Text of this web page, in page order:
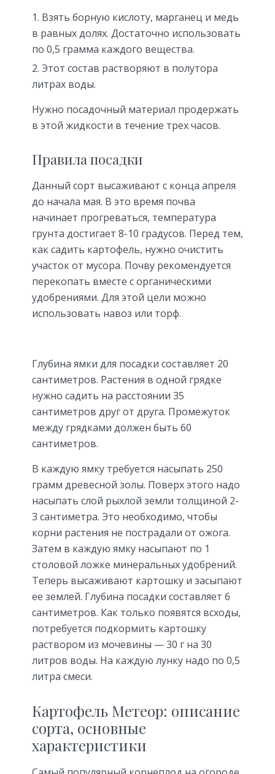
Взять борную кислоту, марганец и медь
в равных долях. Достаточно использовать
по 0,5 грамма каждого вещества.
Этот состав растворяют в полутора
литрах воды.
Нужно посадочный материал продержать
в этой жидкости в течение трех часов.
Правила посадки
Данный сорт высаживают с конца апреля
до начала мая. В это время почва
начинает прогреваться, температура
грунта достигает 8-10 градусов. Перед тем,
как садить картофель, нужно очистить
участок от мусора. Почву рекомендуется
перекопать вместе с органическими
удобрениями. Для этой цели можно
использовать навоз или торф.
Глубина ямки для посадки составляет 20
сантиметров. Растения в одной грядке
нужно садить на расстоянии 35
сантиметров друг от друга. Промежуток
между грядками должен быть 60
сантиметров.
В каждую ямку требуется насыпать 250
грамм древесной золы. Поверх этого надо
насыпать слой рыхлой земли толщиной 2-
3 сантиметра. Это необходимо, чтобы
корни растения не пострадали от ожога.
Затем в каждую ямку насыпают по 1
столовой ложке минеральных удобрений.
Теперь высаживают картошку и засыпают
ее землей. Глубина посадки составляет 6
сантиметров. Как только появятся всходы,
потребуется подкормить картошку
раствором из мочевины — 30 г на 30
литров воды. На каждую лунку надо по 0,5
литра смеси.
Картофель Метеор: описание
сорта, основные
характеристики